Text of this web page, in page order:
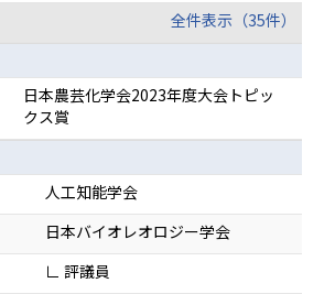
全件表示（35件）
日本農芸化学会2023年度大会トピッ
クス賞
人工知能学会
日本バイオレオロジー学会
∟ 評議員